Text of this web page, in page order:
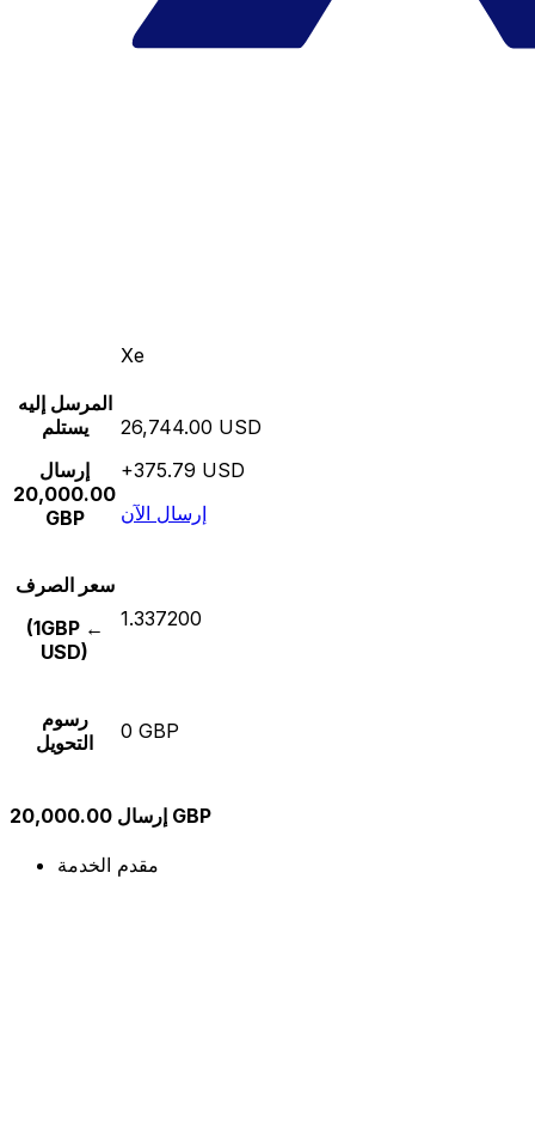
Xe
المرسل إليه
يستلم
إرسال
20,000.00
GBP
26,744.00 USD
+375.79 USD
إرسال الآن
سعر الصرف
(1GBP ←
USD)
1.337200
رسوم
التحويل
0 GBP
إرسال 20,000.00 GBP
مقدم الخدمة